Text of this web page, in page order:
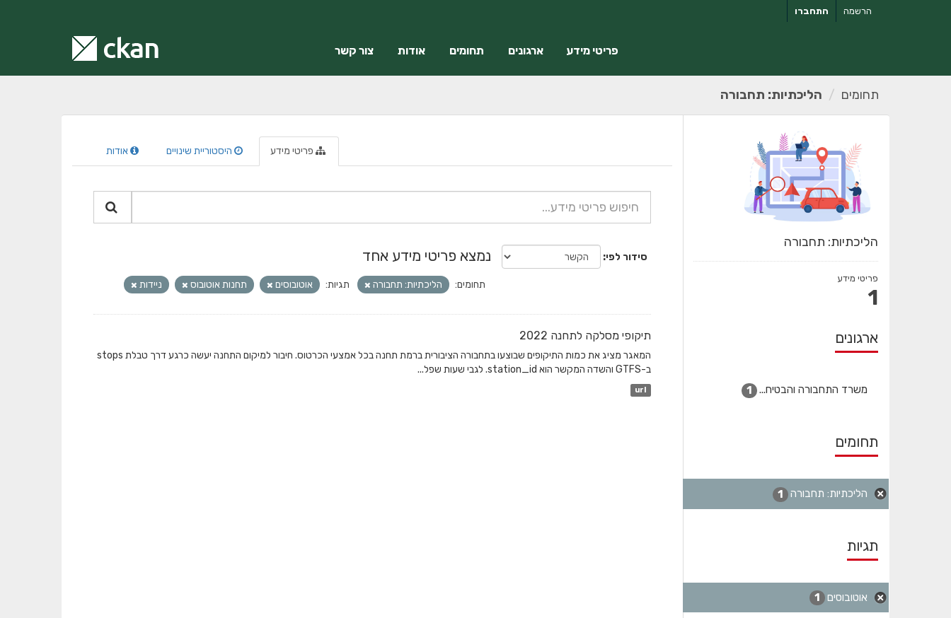
התחברו הרשמה
פריטי מידע ארגונים תחומים אודות צור קשר
תחומים הליכתיות: תחבורה
הליכתיות: תחבורה
פריטי מידע
1
ארגונים
משרד התחבורה והבטיח... 1
תחומים
הליכתיות: תחבורה 1
תגיות
אוטובוסים 1
פריטי מידע היסטוריית שינויים אודות
סידור לפי נמצא פריטי מידע אחד
תחומים: הליכתיות: תחבורה תגיות: אוטובוסים תחנות אוטובוס ניידות
תיקופי מסלקה לתחנה 2022
המאגר מציג את כמות התיקופים שבוצעו בתחבורה הציבורית ברמת תחנה בכל אמצעי הכרטוס. חיבור למיקום התחנה יעשה כרגע דרך טבלת stops
ב-GTFS והשדה המקשר הוא station_id. לגבי שעות שפל...
url